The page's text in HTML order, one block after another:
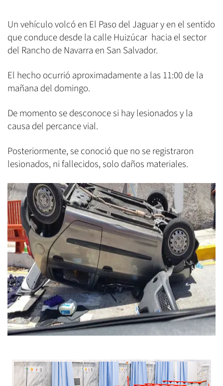
Un vehículo volcó en El Paso del Jaguar y en el sentido
que conduce desde la calle Huizúcar hacia el sector
del Rancho de Navarra en San Salvador.
El hecho ocurrió aproximadamente a las 11:00 de la
mañana del domingo.
De momento se desconoce si hay lesionados y la
causa del percance vial.
Posteriormente, se conoció que no se registraron
lesionados, ni fallecidos, solo daños materiales.